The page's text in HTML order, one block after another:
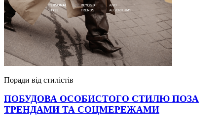
Поради від стилістів
ПОБУДОВА ОСОБИСТОГО СТИЛЮ ПОЗА
ТРЕНДАМИ ТА СОЦМЕРЕЖАМИ